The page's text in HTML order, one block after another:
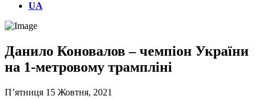
UA
Данило Коновалов – чемпіон України
на 1-метровому трампліні
П’ятниця 15 Жовтня, 2021